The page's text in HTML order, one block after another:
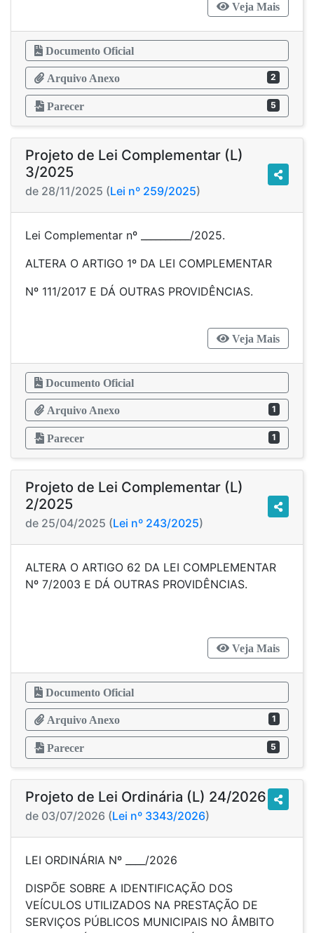
Veja Mais
Documento Oficial
Arquivo Anexo 2
Parecer 5
Projeto de Lei Complementar (L)
3/2025
de 28/11/2025 (Lei nº 259/2025)
Lei Complementar nº __________/2025.
ALTERA O ARTIGO 1º DA LEI COMPLEMENTAR
Nº 111/2017 E DÁ OUTRAS PROVIDÊNCIAS.
Veja Mais
Documento Oficial
Arquivo Anexo 1
Parecer 1
Projeto de Lei Complementar (L)
2/2025
de 25/04/2025 (Lei nº 243/2025)
ALTERA O ARTIGO 62 DA LEI COMPLEMENTAR
Nº 7/2003 E DÁ OUTRAS PROVIDÊNCIAS.
Veja Mais
Documento Oficial
Arquivo Anexo 1
Parecer 5
Projeto de Lei Ordinária (L) 24/2026
de 03/07/2026 (Lei nº 3343/2026)
LEI ORDINÁRIA Nº ____/2026
DISPÕE SOBRE A IDENTIFICAÇÃO DOS
VEÍCULOS UTILIZADOS NA PRESTAÇÃO DE
SERVIÇOS PÚBLICOS MUNICIPAIS NO ÂMBITO